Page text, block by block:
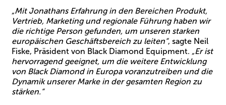
„Mit Jonathans Erfahrung in den Bereichen Produkt,
Vertrieb, Marketing und regionale Führung haben wir
die richtige Person gefunden, um unseren starken
europäischen Geschäftsbereich zu leiten“, sagte Neil
Fiske, Präsident von Black Diamond Equipment. „Er ist
hervorragend geeignet, um die weitere Entwicklung
von Black Diamond in Europa voranzutreiben und die
Dynamik unserer Marke in der gesamten Region zu
stärken.“